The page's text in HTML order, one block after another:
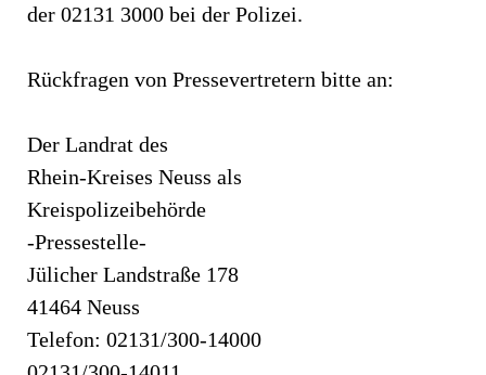
der 02131 3000 bei der Polizei.
Rückfragen von Pressevertretern bitte an:
Der Landrat des
Rhein-Kreises Neuss als
Kreispolizeibehörde
-Pressestelle-
Jülicher Landstraße 178
41464 Neuss
Telefon: 02131/300-14000